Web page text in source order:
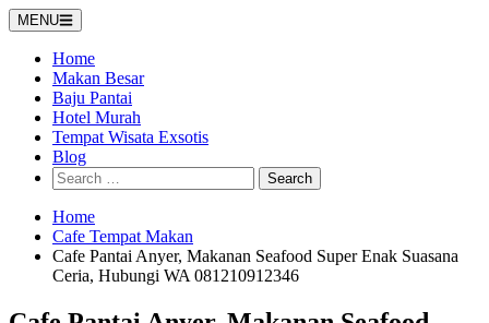
Skip
to
content
MENU
Home
Makan Besar
Baju Pantai
Hotel Murah
Tempat Wisata Exsotis
Blog
Search
for:
Home
Cafe Tempat Makan
Cafe Pantai Anyer, Makanan Seafood Super Enak Suasana
Ceria, Hubungi WA 081210912346